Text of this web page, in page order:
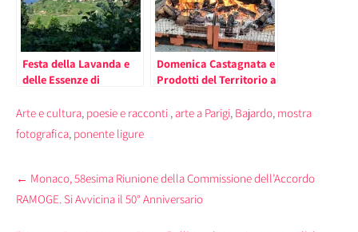
Festa della Lavanda e
delle Essenze di
Domenica Castagnata e
Prodotti del Territorio a
Imperia)
Arte e cultura, poesie e racconti , arte a Parigi, Bajardo, mostra
fotografica, ponente ligure
Post
navigation
← Monaco, 58esima Riunione della Commissione dell’Accordo
RAMOGE. Si Avvicina il 50° Anniversario